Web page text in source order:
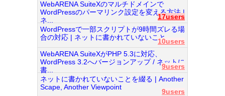
GALLERY SIDE
2（Facebook）
WebARENA SuiteXのマルチドメインで
WordPressのパーマリンク設定を変える方法 |
ネ...
17users
WordPressで一部スクリプトが9時間ズレる場
合の対応 | ネットに書かれていないこと...
10users
WebARENA SuiteXがPHP 5.3に対応、
WordPress 3.2へバージョンアップ / ネットに
書...
9users
ネットに書かれていないことを綴る | Another
Scape, Another Viewpoint
9users